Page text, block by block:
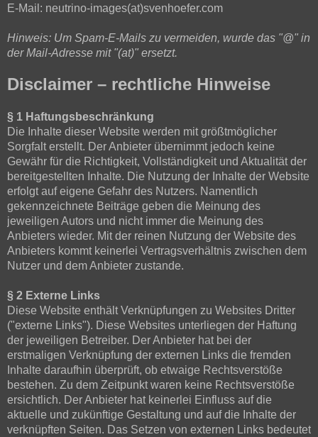
E-Mail: neutrino-images(at)svenhoefer.com
Hinweis: Um Spam-E-Mails zu vermeiden, wurde das "@" in
der Mail-Adresse mit "(at)" ersetzt.
Disclaimer – rechtliche Hinweise
§ 1 Haftungsbeschränkung
Die Inhalte dieser Website werden mit größtmöglicher
Sorgfalt erstellt. Der Anbieter übernimmt jedoch keine
Gewähr für die Richtigkeit, Vollständigkeit und Aktualität der
bereitgestellten Inhalte. Die Nutzung der Inhalte der Website
erfolgt auf eigene Gefahr des Nutzers. Namentlich
gekennzeichnete Beiträge geben die Meinung des
jeweiligen Autors und nicht immer die Meinung des
Anbieters wieder. Mit der reinen Nutzung der Website des
Anbieters kommt keinerlei Vertragsverhältnis zwischen dem
Nutzer und dem Anbieter zustande.
§ 2 Externe Links
Diese Website enthält Verknüpfungen zu Websites Dritter
("externe Links"). Diese Websites unterliegen der Haftung
der jeweiligen Betreiber. Der Anbieter hat bei der
erstmaligen Verknüpfung der externen Links die fremden
Inhalte daraufhin überprüft, ob etwaige Rechtsverstöße
bestehen. Zu dem Zeitpunkt waren keine Rechtsverstöße
ersichtlich. Der Anbieter hat keinerlei Einfluss auf die
aktuelle und zukünftige Gestaltung und auf die Inhalte der
verknüpften Seiten. Das Setzen von externen Links bedeutet